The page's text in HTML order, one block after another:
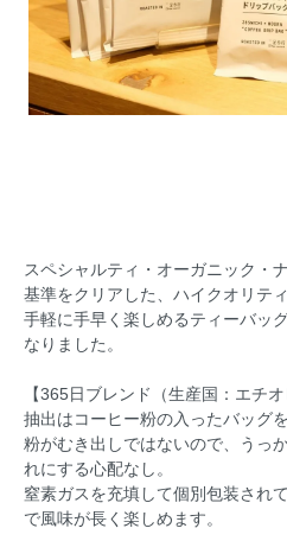
スペシャルティ・オーガニック・
基準をクリアした、ハイクオリテ
手軽に手早く楽しめるティーバッ
なりました。
【365日ブレンド（生産国：エチ
抽出はコーヒー粉の入ったバッグ
粉がむき出しではないので、うっ
れにする心配なし。
窒素ガスを充填して個別包装され
で風味が長く楽しめます。